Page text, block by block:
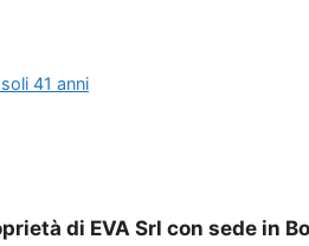
41 anni
di EVA Srl con sede in